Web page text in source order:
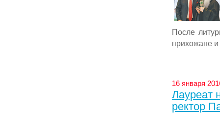
После
прихожане и
16 января
Лауреат
ректор